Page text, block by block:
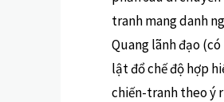
tranh mang danh
Quang lãnh đạo
lật đổ chế độ hợp
chiến-tranh theo ý